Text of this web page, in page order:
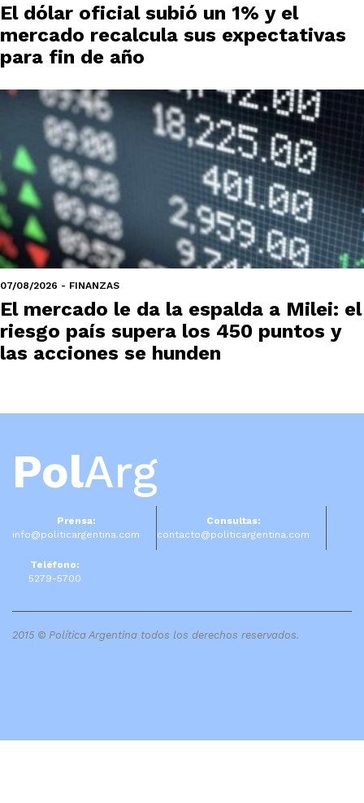
El dólar oficial subió un 1% y el
mercado recalcula sus expectativas
para fin de año
07/08/2026 - FINANZAS
El mercado le da la espalda a Milei: el
riesgo país supera los 450 puntos y
las acciones se hunden
PolArg
Prensa:
info@politicargentina.com
Consultas:
contacto@politicargentina.com
Teléfono:
5279-5700
2015 © Política Argentina todos los derechos reservados.